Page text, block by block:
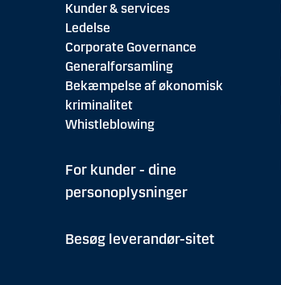
Kunder & services
Ledelse
Corporate Governance
Generalforsamling
Bekæmpelse af økonomisk
kriminalitet
Whistleblowing
For kunder - dine
personoplysninger
Besøg leverandør-sitet